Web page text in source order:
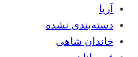
آریا
دسته‌بندی نشده
خاندان شاهی